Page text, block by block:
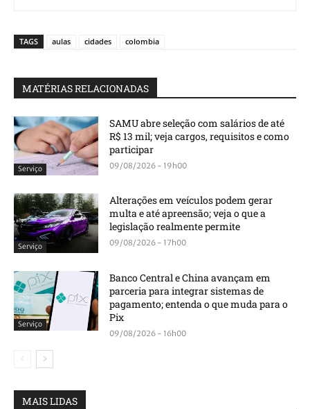
TAGS aulas cidades colombia
MATÉRIAS RELACIONADAS
Serviço
SAMU abre seleção com salários de até
R$ 13 mil; veja cargos, requisitos e como
participar
09/08/2026 - 19h00
Serviço
Alterações em veículos podem gerar
multa e até apreensão; veja o que a
legislação realmente permite
09/08/2026 - 17h00
Serviço
Banco Central e China avançam em
parceria para integrar sistemas de
pagamento; entenda o que muda para o
Pix
09/08/2026 - 16h00
MAIS LIDAS